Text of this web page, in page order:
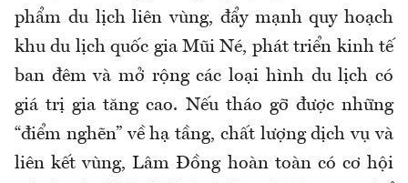
phẩm du lịch liên vùng, đẩy mạnh quy hoạch
khu du lịch quốc gia Mũi Né, phát triển kinh tế
ban đêm và mở rộng các loại hình du lịch có
giá trị gia tăng cao. Nếu tháo gỡ được những
“điểm nghẽn” về hạ tầng, chất lượng dịch vụ và
liên kết vùng, Lâm Đồng hoàn toàn có cơ hội